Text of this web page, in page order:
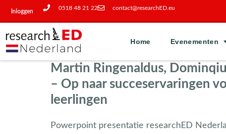
Inloggen
0518 48 21 22 contact@researchED.eu
Home Evenementen
Martin Ringenaldus,
– Op naar succeservaringen
leerlingen
Powerpoint presentatie researchED